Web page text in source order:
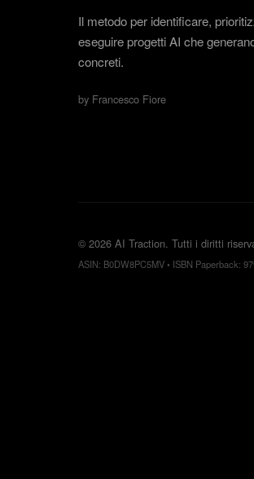
Il metodo per identificare,
eseguire progetti AI che
concreti.
by Francesco Fiore
© 2026 AI Traction. Tutti i diritti
ASIN: B0DW8PC5MV • ISBN Paperback: